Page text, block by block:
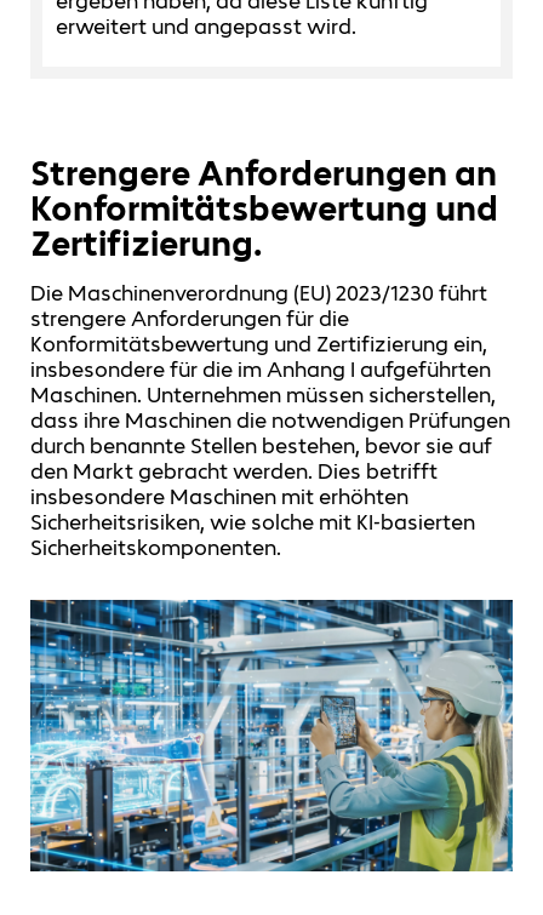
erweitert und angepasst wird.
Strengere Anforderungen an
Konformitätsbewertung und
Zertifizierung.
Die Maschinenverordnung (EU) 2023/1230 führt
strengere Anforderungen für die
Konformitätsbewertung und Zertifizierung ein,
insbesondere für die im Anhang I aufgeführten
Maschinen. Unternehmen müssen sicherstellen,
dass ihre Maschinen die notwendigen Prüfungen
durch benannte Stellen bestehen, bevor sie auf
den Markt gebracht werden. Dies betrifft
insbesondere Maschinen mit erhöhten
Sicherheitsrisiken, wie solche mit KI-basierten
Sicherheitskomponenten.